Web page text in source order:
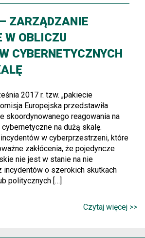
ZARZĄDZANIE
W OBLICZU
CYBERNETYCZNYCH
2017 r. tzw. „pakiecie
Europejska przedstawiła
skoordynowanego reagowania na
na dużą skalę.
w cyberprzestrzeni, które
zakłócenia, że pojedyncze
nie jest w stanie na nie
incydentów o szerokich skutkach
politycznych […]
Czytaj więcej >>